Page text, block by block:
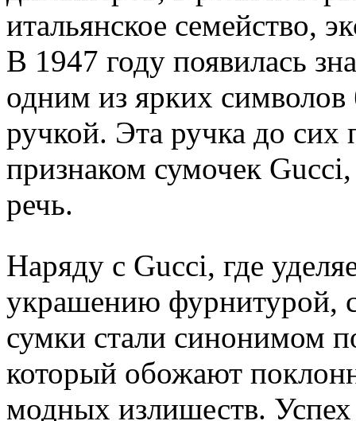
итальянское семейство,
В 1947 году появилась
одним из ярких
ручкой. Эта ручка до сих
признаком сумочек
речь.
Наряду с Gucci, где
украшению фурнитурой,
сумки стали синонимом
который обожают
модных излишеств.